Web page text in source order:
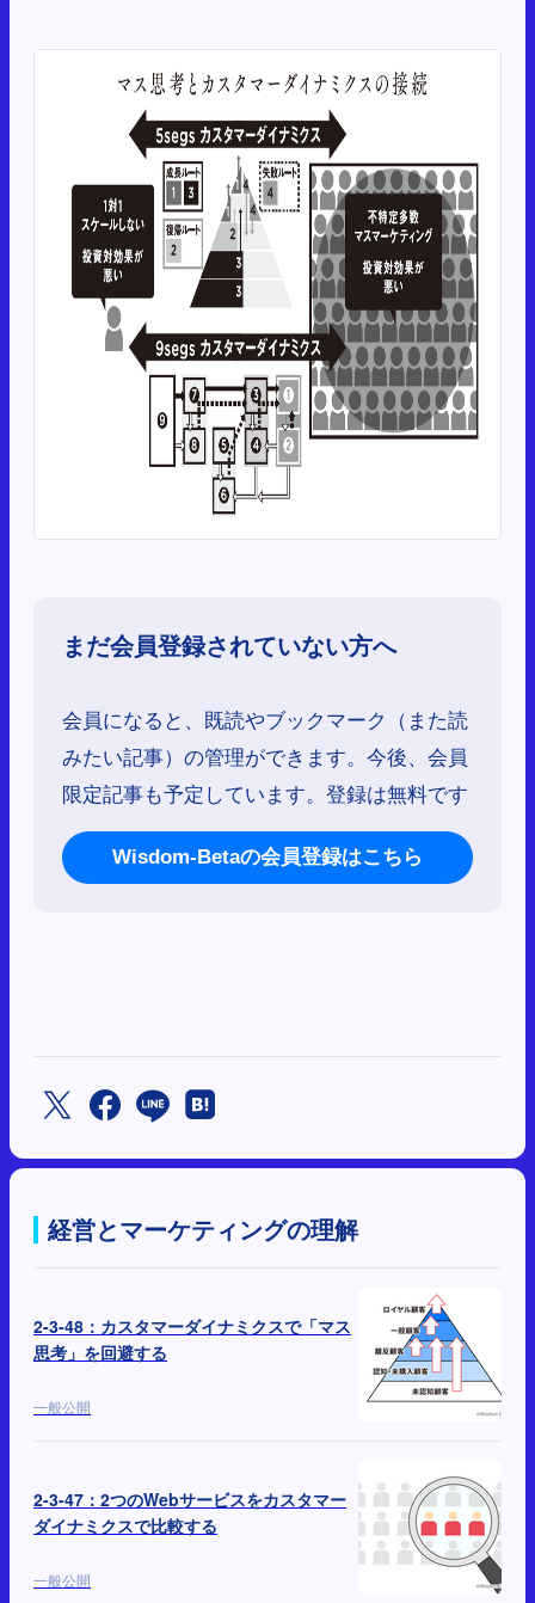
まだ会員登録されていない方へ
会員になると、既読やブックマーク（また読
みたい記事）の管理ができます。今後、会員
限定記事も予定しています。登録は無料です
Wisdom-Betaの会員登録はこちら
経営とマーケティングの理解
2-3-48：カスタマーダイナミクスで「マス
思考」を回避する
一般公開
2-3-47：2つのWebサービスをカスタマー
ダイナミクスで比較する
一般公開